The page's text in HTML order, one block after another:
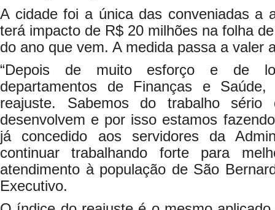
A cidade foi a única das conveniadas a
terá impacto de R$ 20 milhões na folha
do ano que vem. A medida passa a valer
“Depois de muito esforço e de
departamentos de Finanças e
reajuste. Sabemos do trabalho sério
desenvolvem e por isso estamos
já concedido aos servidores da
continuar trabalhando forte para
atendimento à população de São
Executivo.